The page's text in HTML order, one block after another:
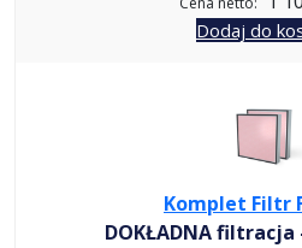
Dodaj do
Komplet Filtr
DOKŁADNA filtracja